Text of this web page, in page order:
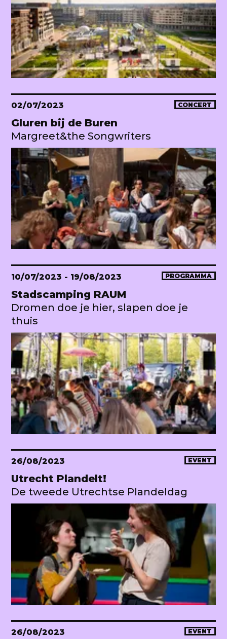
02/07/2023 CONCERT
Gluren bij de Buren
Margreet&the Songwriters
10/07/2023 - 19/08/2023 PROGRAMMA
Stadscamping RAUM
Dromen doe je hier, slapen doe je
thuis
26/08/2023 EVENT
Utrecht Plandelt!
De tweede Utrechtse Plandeldag
26/08/2023 EVENT